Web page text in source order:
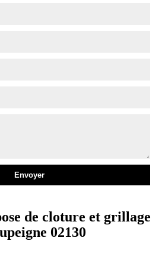
de cloture et grillage
02130